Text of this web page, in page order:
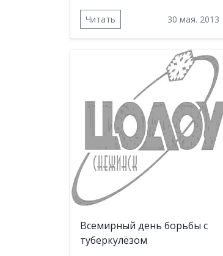
Читать 30 мая. 2013
Всемирный день борьбы с
туберкулёзом